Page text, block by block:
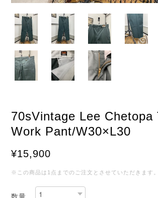
70sVintage Lee Chetopa
Work Pant/W30×L30
¥15,900
※この商品は1点までのご注文とさせていただきます。
数量